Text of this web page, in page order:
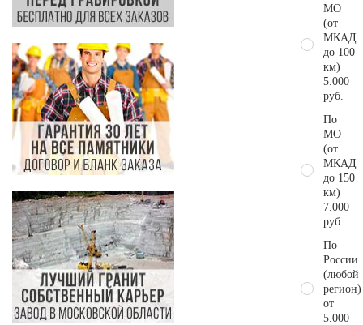
МО
(от
МКАД
до 100
км)
5.000
руб.
По
МО
(от
МКАД
до 150
км)
7.000
руб.
По
России
(любой
регион)
от
5.000